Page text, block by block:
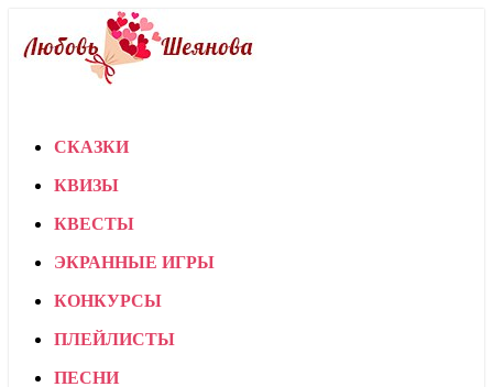
СКАЗКИ
КВИЗЫ
КВЕСТЫ
ЭКРАННЫЕ ИГРЫ
КОНКУРСЫ
ПЛЕЙЛИСТЫ
ПЕСНИ